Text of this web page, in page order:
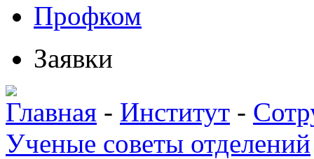
Профком
Заявки
Главная - Институт -
Ученые советы отделений